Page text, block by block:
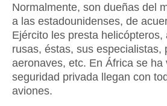
Normalmente, son dueñas del
a las estadounidenses, de
Ejército les presta
rusas, éstas, sus
aeronaves, etc. En África se
seguridad privada llegan con
aviones.